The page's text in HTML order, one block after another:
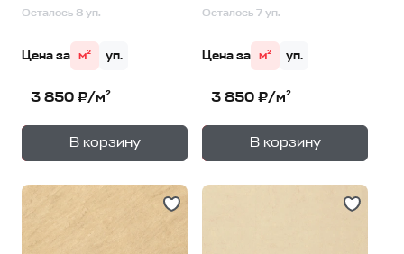
Осталось 8 уп.
Цена за м² уп.
3 850 ₽/м²
В корзину
— 1уп.
Осталось 7 уп.
Цена за м² уп.
3 850 ₽/м²
В корзину
— 1уп.